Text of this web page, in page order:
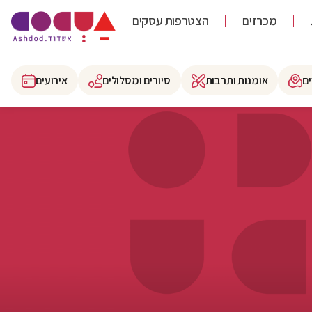
הצטרפות עסקים מכרזים
אירועים סיורים ומסלולים אומנות ותרבות